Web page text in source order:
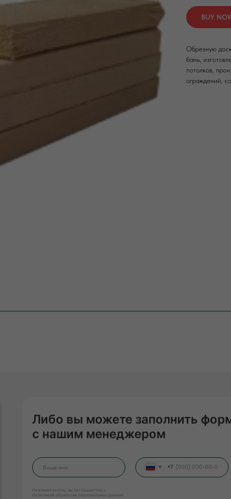
BUY
Обрезную
бань,
потолков,
ограждений,
Либо вы можете заполнить
с нашим менеджером
Нажимая кнопку, вы соглашаетесь с
Политикой обработки персональных данных
+7